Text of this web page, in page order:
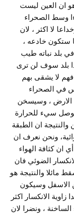
ان العين ليست
وسط الصحراء
لا اكثر ، لان
ستكون خادعه ،
بلد نباته طيب
بلد سوف لن ترى
لا يشقى بهم
في الصحراء
الارض ، وسيسخن
موصل سيء للحرارة
ان الطبقة
ونحن نعرف ان
ان كثافة الهواء
الضوئي فان
مائلا والنتيجة هو
الاسفل وسيكون
الانكسار اكثر
الساخنة ، ونضرا لان